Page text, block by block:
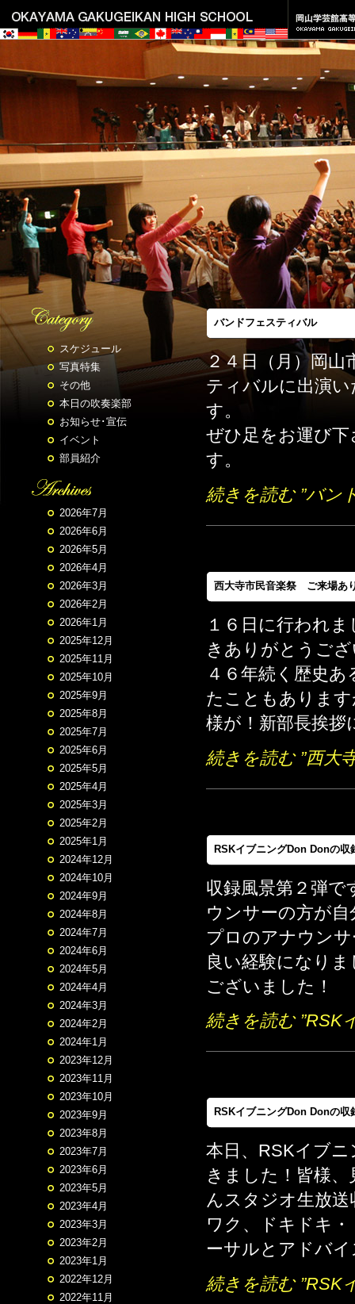
スケジュール
写真特集
その他
本日の吹奏楽部
お知らせ･宣伝
イベント
部員紹介
2026年7月
2026年6月
2026年5月
2026年4月
2026年3月
2026年2月
2026年1月
2025年12月
2025年11月
2025年10月
2025年9月
2025年8月
2025年7月
2025年6月
2025年5月
2025年4月
2025年3月
2025年2月
2025年1月
2024年12月
2024年10月
2024年9月
2024年8月
2024年7月
2024年6月
2024年5月
2024年4月
2024年3月
2024年2月
2024年1月
2023年12月
2023年11月
2023年10月
2023年9月
2023年8月
2023年7月
2023年6月
2023年5月
2023年4月
2023年3月
2023年2月
2023年1月
2022年12月
2022年11月
バンドフェスティバル
２４日（月）岡山
ティバルに出演
す。
ぜひ足をお運び
す。
続きを読む ”バン
西大寺市民音楽祭 ご来場あ
１６日に行われ
きありがとうご
４６年続く歴史
たこともありま
様が！新部長挨拶
続きを読む ”西大
RSKイブニングDon Donの収
収録風景第２弾
ウンサーの方が
プロのアナウン
良い経験になり
ございました！
続きを読む ”RSK
RSKイブニングDon Donの収
本日、RSKイブ
きました！皆様
んスタジオ生放
ワク、ドキドキ
ーサルとアドバ
続きを読む ”RSK